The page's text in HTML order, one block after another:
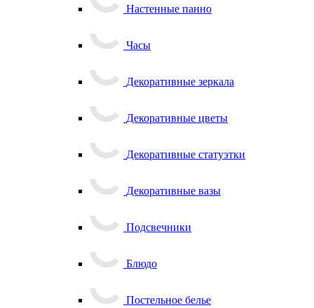
Настенные панно
Часы
Декоративные зеркала
Декоративные цветы
Декоративные статуэтки
Декоративные вазы
Подсвечники
Блюдо
Постельное белье